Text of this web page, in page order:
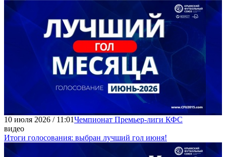
10 июля 2026 / 11:01Чемпионат Премьер-лиги КФС
видео
Итоги голосования: выбран лучший гол июня!